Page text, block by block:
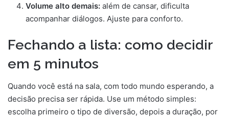
Volume alto demais: além de cansar, dificulta
acompanhar diálogos. Ajuste para conforto.
Fechando a lista: como decidir
em 5 minutos
Quando você está na sala, com todo mundo esperando, a
decisão precisa ser rápida. Use um método simples:
escolha primeiro o tipo de diversão, depois a duração, por